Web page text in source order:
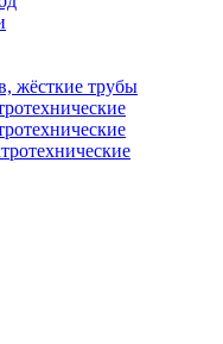
жёсткие трубы